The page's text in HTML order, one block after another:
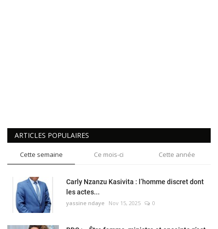
ARTICLES POPULAIRES
Cette semaine Ce mois-ci Cette année
Carly Nzanzu Kasivita : l’homme discret dont
les actes...
yassine ndaye Nov 15, 2025 0